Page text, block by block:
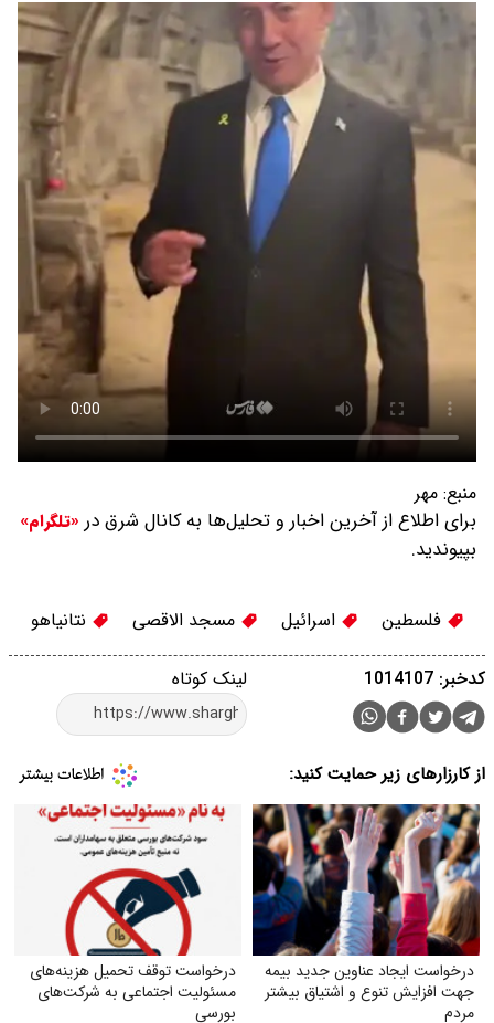
منبع: مهر
برای اطلاع از آخرین اخبار و تحلیل‌ها به کانال شرق در «تلگرام»
بپیوندید.
فلسطین اسرائيل مسجد الاقصی نتانياهو
لینک کوتاه کدخبر: 1014107
از کارزارهای زیر حمایت کنید:
درخواست ایجاد عناوین جدید بیمه
جهت افزایش تنوع و اشتیاق بیشتر
مردم
درخواست توقف تحمیل هزینه‌های
مسئولیت اجتماعی به شرکت‌های
بورسی